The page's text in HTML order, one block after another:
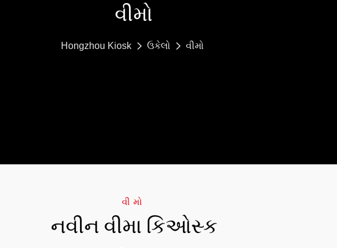
વીમો
Hongzhou Kiosk ઉકેલો વીમો
વીમો
નવીન વીમા કિઓસ્ક